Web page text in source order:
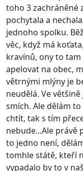
toho 3 zachráněné
pochytala a
jednoho spolku.
věc, když má
kravínů, ony to
apelovat na obec,
větrnými mlýny je
neudělá. Ve
smích. Ale dělám
chtít, tak s tím
nebude...Ale
to jedno není,
tomhle státě, kteří
vypadalo by to v